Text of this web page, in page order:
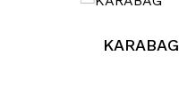
KARABAG